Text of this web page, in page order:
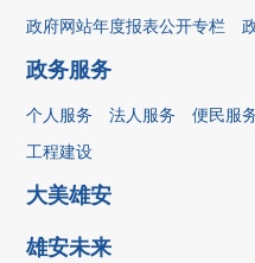
政府网站年度报表公开专栏
政务服务
个人服务 法人服务 便民服
工程建设
大美雄安
雄安未来